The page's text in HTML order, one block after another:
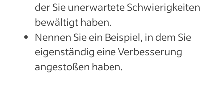
der Sie unerwartete Schwierigkeiten
bewältigt haben.
Nennen Sie ein Beispiel, in dem Sie
eigenständig eine Verbesserung
angestoßen haben.